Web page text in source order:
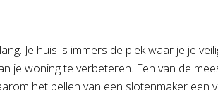
Je huis is immers de plek waar je je
je woning te verbeteren. Een van de
het bellen van een slotenmaker